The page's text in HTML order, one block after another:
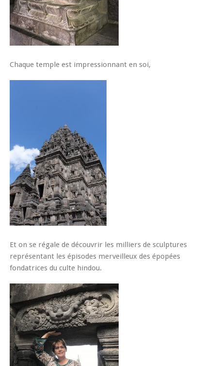
Chaque temple est impressionnant en soi,
Et on se régale de découvrir les milliers de sculptures
représentant les épisodes merveilleux des épopées
fondatrices du culte hindou.